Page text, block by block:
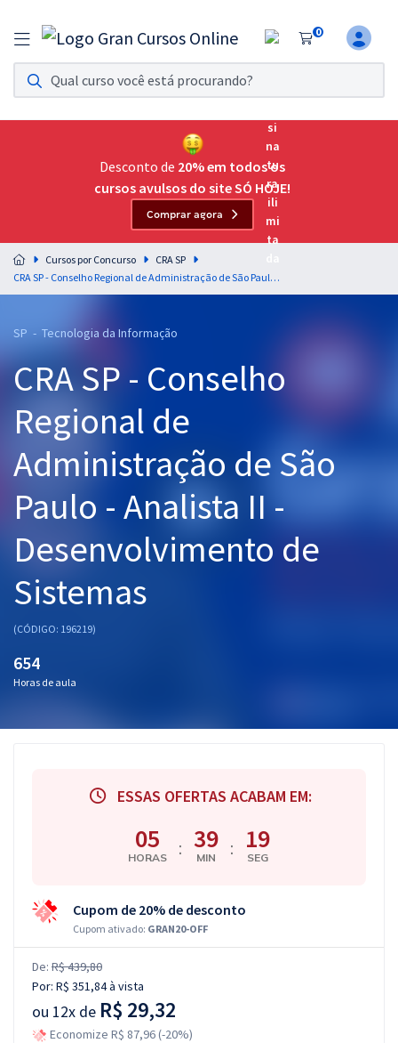
0
Assinatura Ilimitada 11
Acesso a todos os cursos. Teste grátis por 7 dias!
Assinatura OAB Até Passar
Acesso ilimitado a toda preparação para o Exame da
Residências Multiprofissionais
Preparação completa e intensiva para as principais
residências em saúde do Brasil
Cursos 20% OFF
Pós
Graduação
OAB
Questões grátis
Aprovados
Desconto de 20% em todos os
cursos avulsos do site SÓ HOJE!
Comprar agora
Cursos por Concurso
CRA SP
CRA SP - Conselho Regional de Administração de São Paulo - Analista II - Desenvolvimento de Sistemas
SP - Tecnologia da Informação
CRA SP - Conselho
Regional de
Administração de São
Paulo - Analista II -
Desenvolvimento de
Sistemas
(CÓDIGO: 196219)
654
Horas de aula
ESSAS OFERTAS ACABAM EM:
05
HORAS : 39
MIN : 18
SEG
Cupom de 20% de desconto
Cupom ativado: GRAN20-OFF
De: R$ 439,80
Por: R$ 351,84à vista
ou 12x de R$ 29,32
Economize R$ 87,96 (-20%)